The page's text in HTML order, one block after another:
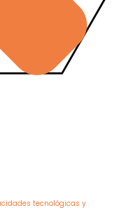
tecnológicas y